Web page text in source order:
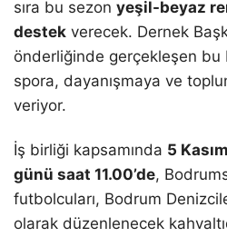
sıra bu sezon yeşil-beyaz
destek verecek. Dernek
önderliğinde gerçekleşen bu
spora, dayanışmaya ve
veriyor.
İş birliği kapsamında 5
günü saat 11.00’de,
futbolcuları, Bodrum
olarak düzenlenecek